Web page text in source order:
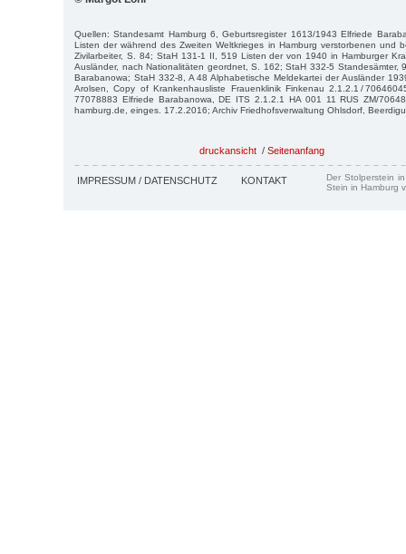
Quellen: Standesamt Hamburg 6, Geburtsregister 1613/1943 Elfriede
Listen der während des Zweiten Weltkrieges in Hamburg verstorbenen und
Zivilarbeiter, S. 84; StaH 131-1 II, 519 Listen der von 1940 in Hamburger
Ausländer, nach Nationalitäten geordnet, S. 162; StaH 332-5 Standesämter,
Barabanowa; StaH 332-8, A 48 Alphabetische Meldekartei der Ausländer
Arolsen, Copy of Krankenhausliste Frauenklinik Finkenau 2.1.2.1 /
77078883 Elfriede Barabanowa, DE ITS 2.1.2.1 HA 001 11 RUS ZM/
hamburg.de, einges. 17.2.2016; Archiv Friedhofsverwaltung Ohlsdorf,
druckansicht / Seitenanfang
IMPRESSUM / DATENSCHUTZ KONTAKT
Der Stolperstein
Stein in Hamburg